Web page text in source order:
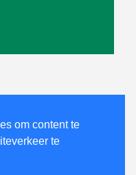
om content te
te